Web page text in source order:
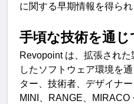
に関する早期情報を得ら
手頃な技術を通
Revopoint は、拡張され
したソフトウェア環境を
ター、技術者、デザイナ
MINI
RANGE MIRACO